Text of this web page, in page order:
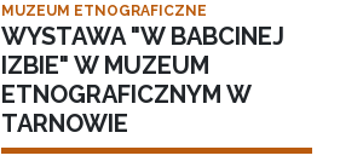
MUZEUM ETNOGRAFICZNE
WYSTAWA "W BABCINEJ
IZBIE" W MUZEUM
ETNOGRAFICZNYM W
TARNOWIE